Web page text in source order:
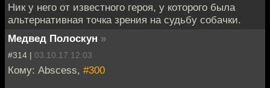
Ник у него от известного героя, у которого была
альтернативная точка зрения на судьбу собачки.
Медвед Полоскун »
#314 | 03.10.17 12:03
Кому: Abscess, #300